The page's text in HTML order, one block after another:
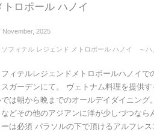
トロポール ハノイ
November, 2025
ソフィテル レジェンド メトロポール ハノイ
ィテルレジェンドメトロポールハノイで
ガーデンにて。 ヴェトナム料理を提供
は朝から晩までのオールデイダイニング
どその他のアジアンに洋が少しづつなら
は必須 パラソルの下で頂けるアルフレ